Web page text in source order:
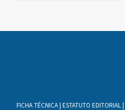
FICHA TÉCNICA| ESTATUTO EDITORIAL|